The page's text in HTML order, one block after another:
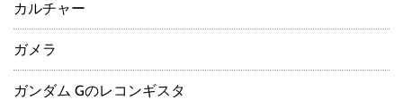
カルチャー
ガメラ
ガンダム Gのレコンギスタ